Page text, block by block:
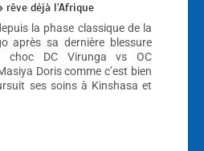
rêve déjà l’Afrique
la phase classique de la
après sa dernière blessure
choc DC Virunga vs OC
Doris comme c’est bien
ses soins à Kinshasa et